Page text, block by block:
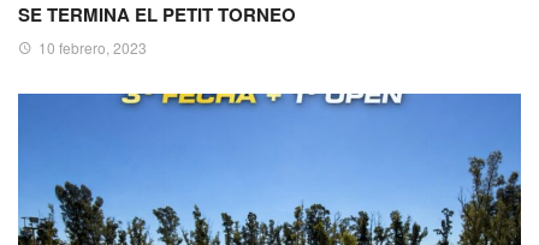
SE TERMINA EL PETIT TORNEO
10 febrero, 2023